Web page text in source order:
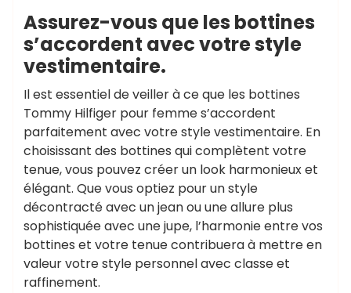
Assurez-vous que les bottines
s’accordent avec votre style
vestimentaire.
Il est essentiel de veiller à ce que les bottines
Tommy Hilfiger pour femme s’accordent
parfaitement avec votre style vestimentaire. En
choisissant des bottines qui complètent votre
tenue, vous pouvez créer un look harmonieux et
élégant. Que vous optiez pour un style
décontracté avec un jean ou une allure plus
sophistiquée avec une jupe, l’harmonie entre vos
bottines et votre tenue contribuera à mettre en
valeur votre style personnel avec classe et
raffinement.